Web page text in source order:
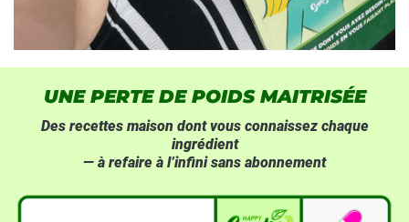
UNE PERTE DE POIDS MAITRISÉE
Des recettes maison dont vous connaissez chaque
ingrédient
— à refaire à l’infini sans abonnement